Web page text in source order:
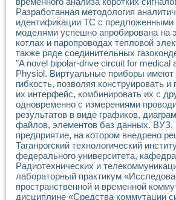
Исследование
Опыт разработки LabVIEW
Проблемы повышения
Развитие LabVIEW
Разработка виртуальной
Усовершенствованные
Об опыте работы учебного
Технологии NI в
Система диагностики
Автоматизированный стенд
Лабораторный практикум по
Партнеры
Академические и отраслевые
Учебные заведения
Бизнес
Контакты
Разработанная методология
идентификации ТС с предложенными
моделями успешно апробирована на
котлах и паропроводах тепловой
также ряде соединительных
"A novel bipolar-drive circuit for medical
Physiol. Виртуальные приборы
гибкость, позволяя конструировать и
их интерфейс, комбинировать их с
одновременно с измерениями
результатов в виде графиков,
файлов, элементов баз данных. ВУЗ,
предприятие, на котором внедрено
Таганрогский технологический
федерального университета, кафедра
Радиотехнических и
лабораторный практикум
пространственной и временной
дисциплине «Средства коммутации